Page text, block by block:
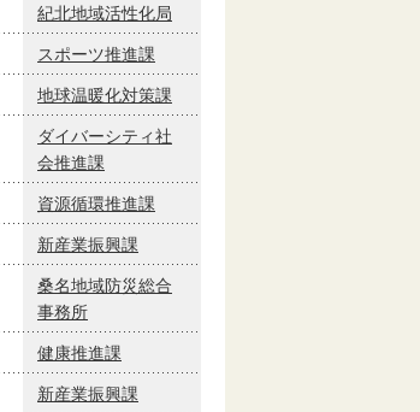
紀北地域活性化局
スポーツ推進課
地球温暖化対策課
ダイバーシティ社
会推進課
資源循環推進課
新産業振興課
桑名地域防災総合
事務所
健康推進課
新産業振興課